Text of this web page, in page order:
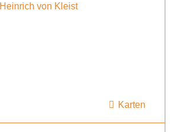
Heinrich von Kleist
Karten